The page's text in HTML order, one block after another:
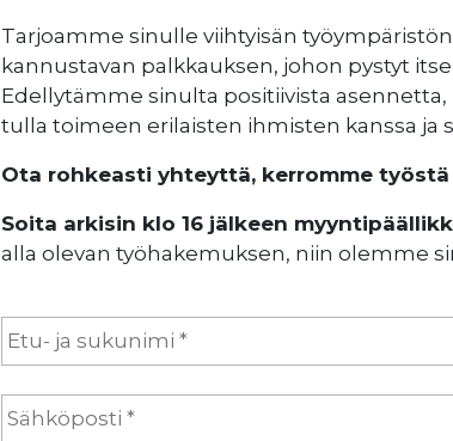
Tarjoamme sinulle viihtyisän
kannustavan palkkauksen, johon pystyt
Edellytämme sinulta positiivista asennetta,
tulla toimeen erilaisten ihmisten kanssa ja
Ota rohkeasti yhteyttä, kerromme työstä
Soita arkisin klo 16 jälkeen
alla olevan työhakemuksen, niin olemme